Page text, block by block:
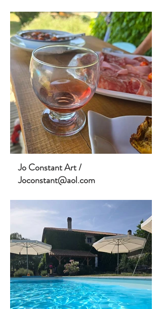
Jo Constant Art /
Joconstant@aol.com